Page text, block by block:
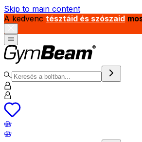
Skip to main content
A kedvenc tésztáid és szószaid